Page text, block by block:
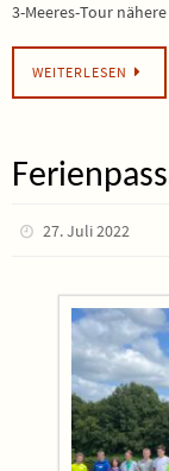
3-Meeres-Tour
WEITERLESEN
27. Juli 2022